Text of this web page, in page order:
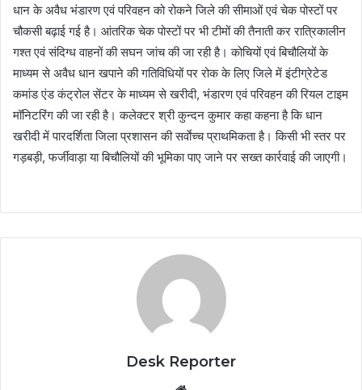
धान के अवैध भंडारण एवं परिवहन को रोकने जिले की सीमाओं एवं चेक पोस्टों पर
चौकसी बढ़ाई गई है। आंतरिक चेक पोस्टों पर भी टीमों की तैनाती कर रात्रिकालीन
गश्त एवं संदिग्ध वाहनों की सघन जांच की जा रही है। कोचियों एवं बिचौलियों के
माध्यम से अवैध धान खपाने की गतिविधियों पर रोक के लिए जिले में इंटीग्रेटेड
कमांड एंड कंट्रोल सेंटर के माध्यम से खरीदी, भंडारण एवं परिवहन की रियल टाइम
मॉनिटरिंग की जा रही है। कलेक्टर श्री कुन्दन कुमार कहा कहना है कि धान
खरीदी में पारदर्शिता जिला प्रशासन की सर्वाेच्च प्राथमिकता है। किसी भी स्तर पर
गड़बड़ी, फर्जीवाड़ा या बिचौलियों की भूमिका पाए जाने पर सख्त कार्रवाई की जाएगी।
Desk Reporter